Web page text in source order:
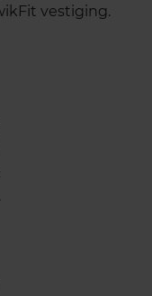
vestiging.